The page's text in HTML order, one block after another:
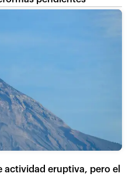
actividad eruptiva, pero el